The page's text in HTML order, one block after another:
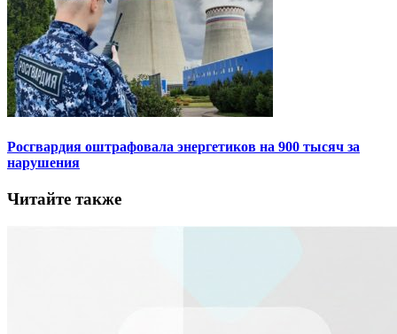
Росгвардия оштрафовала энергетиков на 900 тысяч за
нарушения
Читайте также